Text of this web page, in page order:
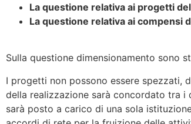
La questione relativa ai progetti
La questione relativa ai compensi
Sulla questione dimensionamento sono
I progetti non possono essere spezzati,
della realizzazione sarà concordato tra
sarà posto a carico di una sola